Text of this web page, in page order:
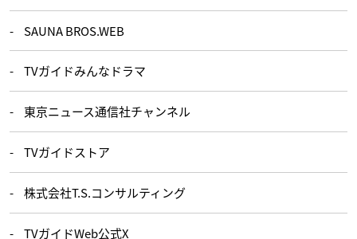
SAUNA BROS.WEB
TVガイドみんなドラマ
東京ニュース通信社チャンネル
TVガイドストア
株式会社T.S.コンサルティング
TVガイドWeb公式X